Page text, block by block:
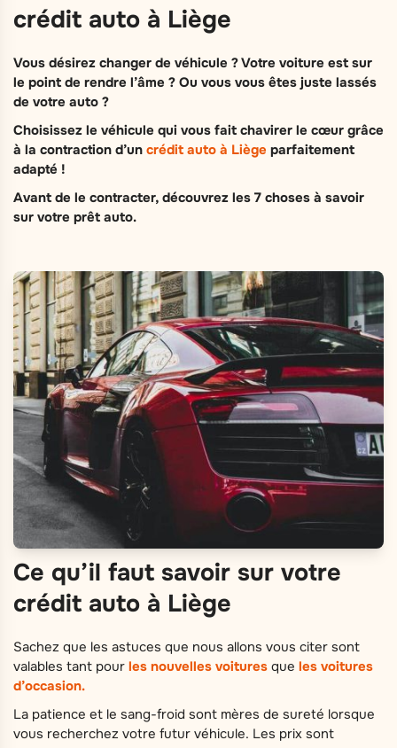
crédit auto à Liège
Vous désirez changer de véhicule ? Votre voiture est sur
le point de rendre l’âme ? Ou vous vous êtes juste lassés
de votre auto ?
Choisissez le véhicule qui vous fait chavirer le cœur grâce
à la contraction d’un crédit auto à Liège parfaitement
adapté !
Avant de le contracter, découvrez les 7 choses à savoir
sur votre prêt auto.
Ce qu’il faut savoir sur votre
crédit auto à Liège
Sachez que les astuces que nous allons vous citer sont
valables tant pour les nouvelles voitures que les voitures
d’occasion.
La patience et le sang-froid sont mères de sureté lorsque
vous recherchez votre futur véhicule. Les prix sont